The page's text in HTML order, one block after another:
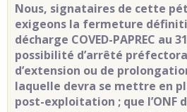
Nous, signataires de cette
exigeons la fermeture
décharge COVED-PAPREC au
possibilité d’arrêté
d’extension ou de
laquelle devra se mettre en
post-exploitation ; que l’ONF